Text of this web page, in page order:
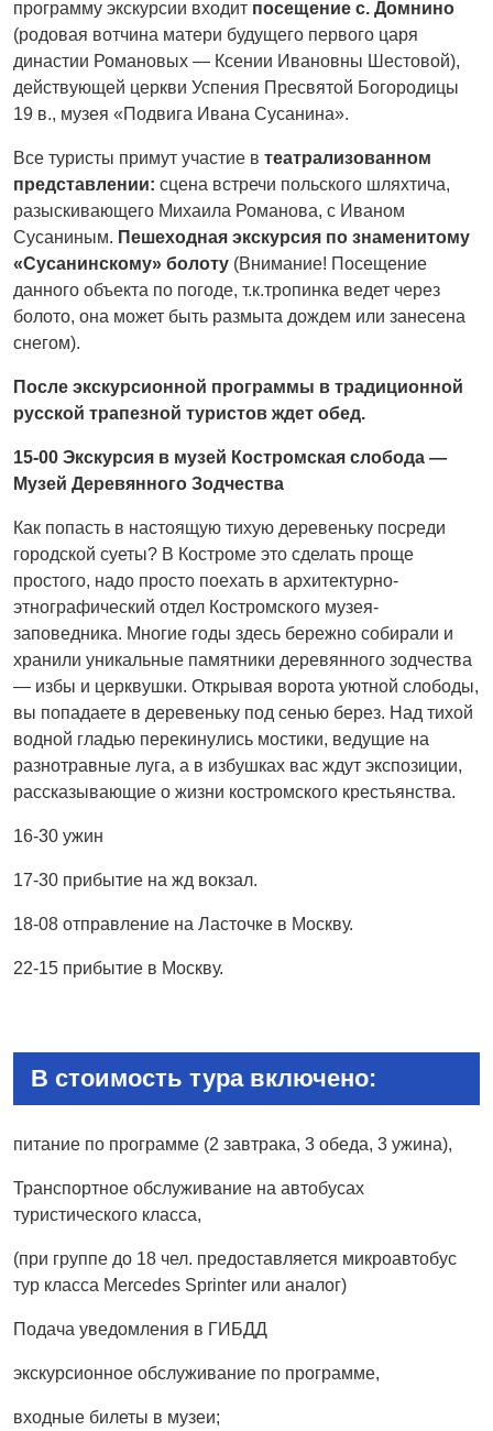
программу экскурсии входит посещение с. Домнино
(родовая вотчина матери будущего первого царя
династии Романовых — Ксении Ивановны Шестовой),
действующей церкви Успения Пресвятой Богородицы
19 в., музея «Подвига Ивана Сусанина».
Все туристы примут участие в театрализованном
представлении: сцена встречи польского шляхтича,
разыскивающего Михаила Романова, с Иваном
Сусаниным. Пешеходная экскурсия по знаменитому
«Сусанинскому» болоту (Внимание! Посещение
данного объекта по погоде, т.к.тропинка ведет через
болото, она может быть размыта дождем или занесена
снегом).
После экскурсионной программы в традиционной
русской трапезной туристов ждет обед.
15-00 Экскурсия в музей Костромская слобода —
Музей Деревянного Зодчества
Как попасть в настоящую тихую деревеньку посреди
городской суеты? В Костроме это сделать проще
простого, надо просто поехать в архитектурно-
этнографический отдел Костромского музея-
заповедника. Многие годы здесь бережно собирали и
хранили уникальные памятники деревянного зодчества
— избы и церквушки. Открывая ворота уютной слободы,
вы попадаете в деревеньку под сенью берез. Над тихой
водной гладью перекинулись мостики, ведущие на
разнотравные луга, а в избушках вас ждут экспозиции,
рассказывающие о жизни костромского крестьянства.
16-30 ужин
17-30 прибытие на жд вокзал.
18-08 отправление на Ласточке в Москву.
22-15 прибытие в Москву.
В стоимость тура включено:
питание по программе (2 завтрака, 3 обеда, 3 ужина),
Транспортное обслуживание на автобусах
туристического класса,
(при группе до 18 чел. предоставляется микроавтобус
тур класса Mercedes Sprinter или аналог)
Подача уведомления в ГИБДД
экскурсионное обслуживание по программе,
входные билеты в музеи;